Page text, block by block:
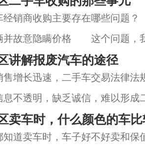
销商收购主要存在哪些问
并故意隐瞒价格 这个问题，
情了。简单来说，其实对于购买
出价57万，老板很难核实。而且
讲解报废汽车的途径
售增长迅速，二手车交易法律法
息不透明，缺乏诚信，难以形成
约了二手车市场的发展。目前，
主观，没有标准，难以量化。如
卖车时，什么颜色的车
知道卖车时，车子好不好卖和保